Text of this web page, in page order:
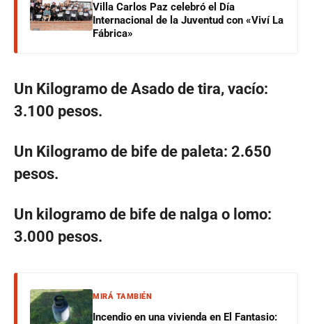
Villa Carlos Paz celebró el Día
Internacional de la Juventud con «Viví La
Fábrica»
Un Kilogramo de Asado de tira, vacío:
3.100 pesos.
Un Kilogramo de bife de paleta: 2.650
pesos.
Un kilogramo de bife de nalga o lomo:
3.000 pesos.
MIRÁ TAMBIÉN
Incendio en una vivienda en El Fantasio: